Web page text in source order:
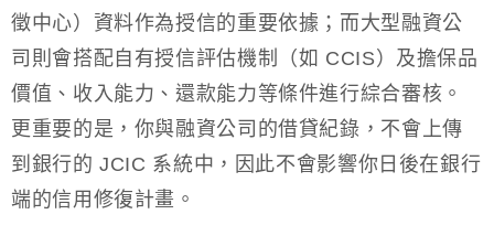
徵中心）資料作為授信的重要依據；而大型融資公
司則會搭配自有授信評估機制（如 CCIS）及擔保品
價值、收入能力、還款能力等條件進行綜合審核。
更重要的是，你與融資公司的借貸紀錄，不會上傳
到銀行的 JCIC 系統中，因此不會影響你日後在銀行
端的信用修復計畫。